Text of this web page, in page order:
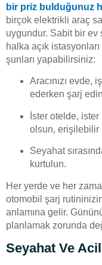
bir priz bulduğunuz
birçok elektrikli araç
uygundur. Sabit bir ev
halka açık
şunları yapabilirsiniz:
Aracınızı evde,
ederken şarj
İster otelde,
olsun, erişilebilir
Seyahat
kurtulun.
Her yerde ve her
otomobil şarj
anlamına gelir.
planlamak zorunda
Seyahat Ve